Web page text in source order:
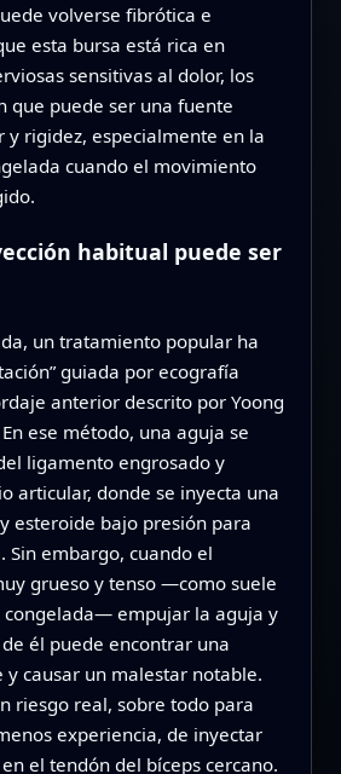
volverse fibrótica e
esta bursa está rica en
sensitivas al dolor, los
que puede ser una fuente
y rigidez, especialmente en la
cuando el movimiento
habitual puede ser
un tratamiento popular ha
guiada por ecografía
anterior descrito por Yoong
ese método, una aguja se
ligamento engrosado y
articular, donde se inyecta una
esteroide bajo presión para
Sin embargo, cuando el
grueso y tenso —como suele
congelada— empujar la aguja y
él puede encontrar una
y causar un malestar notable.
riesgo real, sobre todo para
experiencia, de inyectar
el tendón del bíceps cercano.